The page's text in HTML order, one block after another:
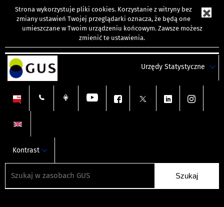
Strona wykorzystuje pliki cookies. Korzystanie z witryny bez
zmiany ustawień Twojej przeglądarki oznacza, że będą one
umieszczane w Twoim urządzeniu końcowym. Zawsze możesz
zmienić te ustawienia.
Urzędy Statystyczne
Kontrast